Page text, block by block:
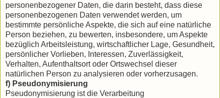
personenbezogener Daten, die darin besteht, dass diese
personenbezogenen Daten verwendet werden, um
bestimmte persönliche Aspekte, die sich auf eine natürliche
Person beziehen, zu bewerten, insbesondere, um Aspekte
bezüglich Arbeitsleistung, wirtschaftlicher Lage, Gesundheit,
persönlicher Vorlieben, Interessen, Zuverlässigkeit,
Verhalten, Aufenthaltsort oder Ortswechsel dieser
natürlichen Person zu analysieren oder vorherzusagen.
f) Pseudonymisierung
Pseudonymisierung ist die Verarbeitung